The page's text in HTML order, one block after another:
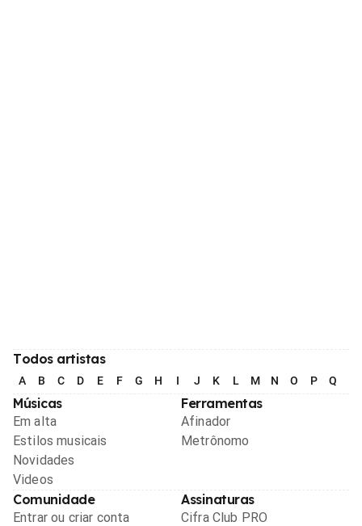
Todos artistas
A B C D E F G H I J K L M N O P Q
Músicas
Em alta
Estilos musicais
Novidades
Videos
Ferramentas
Afinador
Metrônomo
Comunidade
Entrar ou criar conta
Assinaturas
Cifra Club PRO